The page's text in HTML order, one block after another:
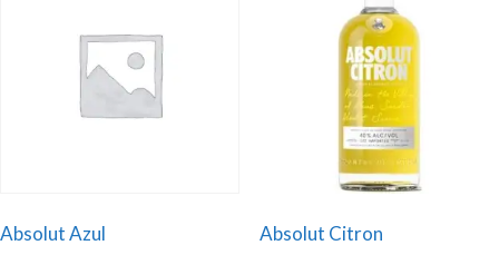
Absolut Azul Absolut Citron